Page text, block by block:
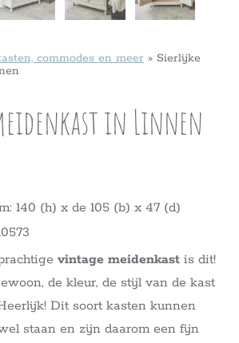
commodes en meer » Sierlijke
in Linnen
140 (h) x de 105 (b) x 47 (d)
vintage meidenkast is dit!
de kleur, de stijl van de kast
Dit soort kasten kunnen
staan en zijn daarom een fijn